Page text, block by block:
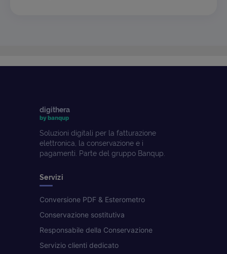
digithera
by banqup
Soluzioni digitali per la fatturazione
elettronica, la conservazione e i
pagamenti. Parte del gruppo Banqup.
Servizi
Conversione PDF & Esterometro
Conservazione sostitutiva
Responsabile della Conservazione
Servizio clienti dedicato